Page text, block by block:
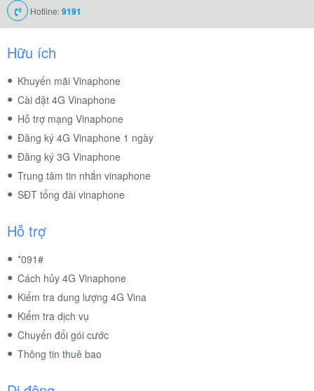
Hotline:9191
Hữu ích
Khuyến mãi Vinaphone
Cài đặt 4G Vinaphone
Hỗ trợ mạng Vinaphone
Đăng ký 4G Vinaphone 1 ngày
Đăng ký 3G Vinaphone
Trung tâm tin nhắn vinaphone
SĐT tổng đài vinaphone
Hỗ trợ
*091#
Cách hủy 4G Vinaphone
Kiểm tra dung lượng 4G Vina
Kiểm tra dịch vụ
Chuyển đổi gói cước
Thông tin thuê bao